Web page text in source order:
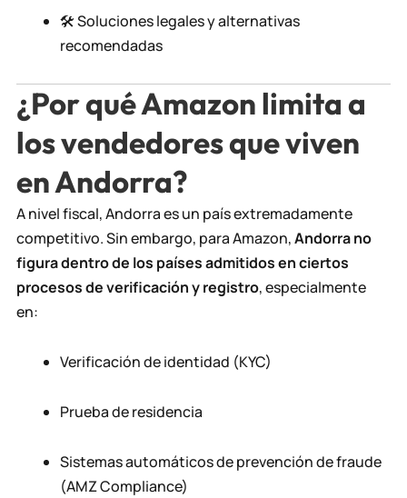
🛠️ Soluciones legales y alternativas
recomendadas
¿Por qué Amazon limita a
los vendedores que viven
en Andorra?
A nivel fiscal, Andorra es un país extremadamente
competitivo. Sin embargo, para Amazon,Andorra no
figura dentro de los países admitidos en ciertos
procesos de verificación y registro, especialmente
en:
Verificación de identidad (KYC)
Prueba de residencia
Sistemas automáticos de prevención de fraude
(AMZ Compliance)